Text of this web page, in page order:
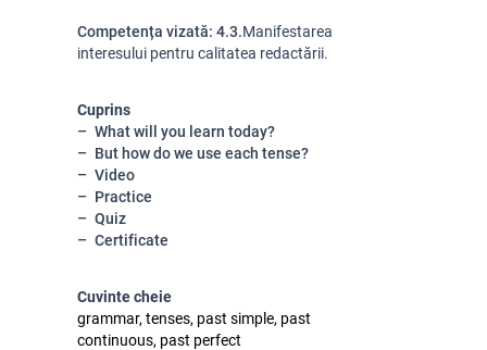
Competența vizată: 4.3.Manifestarea
interesului pentru calitatea redactării.
Cuprins
What will you learn today?
But how do we use each tense?
Video
Practice
Quiz
Certificate
Cuvinte cheie
grammar, tenses, past simple, past
continuous, past perfect